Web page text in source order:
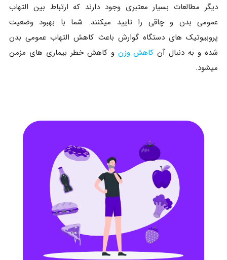
دیگر مطالعات بسیار معتبری وجود دارند که ارتباط بین التهاب
عمومی بدن و چاقی را تایید میکنند. شما با بهبود وضعیت
پروبیوتیک های دستگاه گوارش باعث کاهش التهاب عمومی بدن
شده و به دنبال آن کاهش وزن و کاهش خطر بیماری های مزمن
میشود.